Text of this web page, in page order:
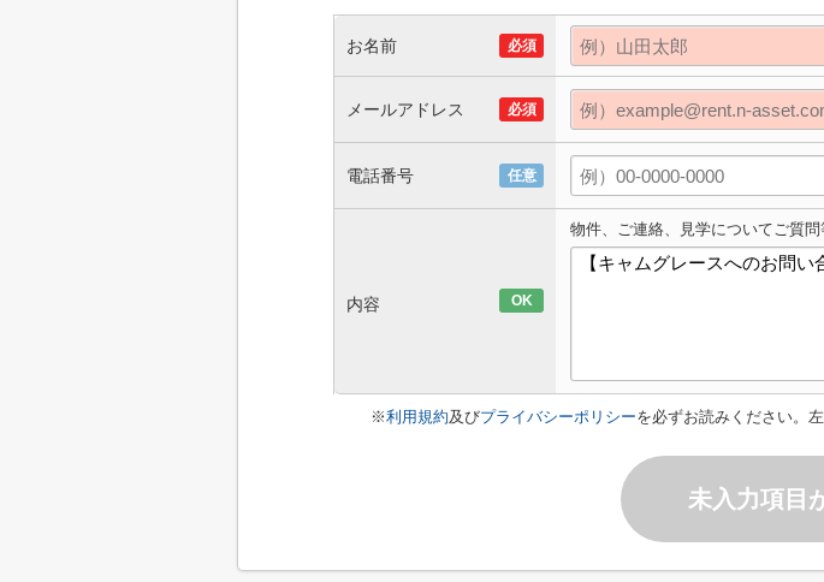
お名前 必須
メールアドレス 必須
電話番号 任意
内容 OK
物件、ご連絡、見学についてご質
※利用規約及びプライバシーポリシーを必ずお読みください。
未入力項目